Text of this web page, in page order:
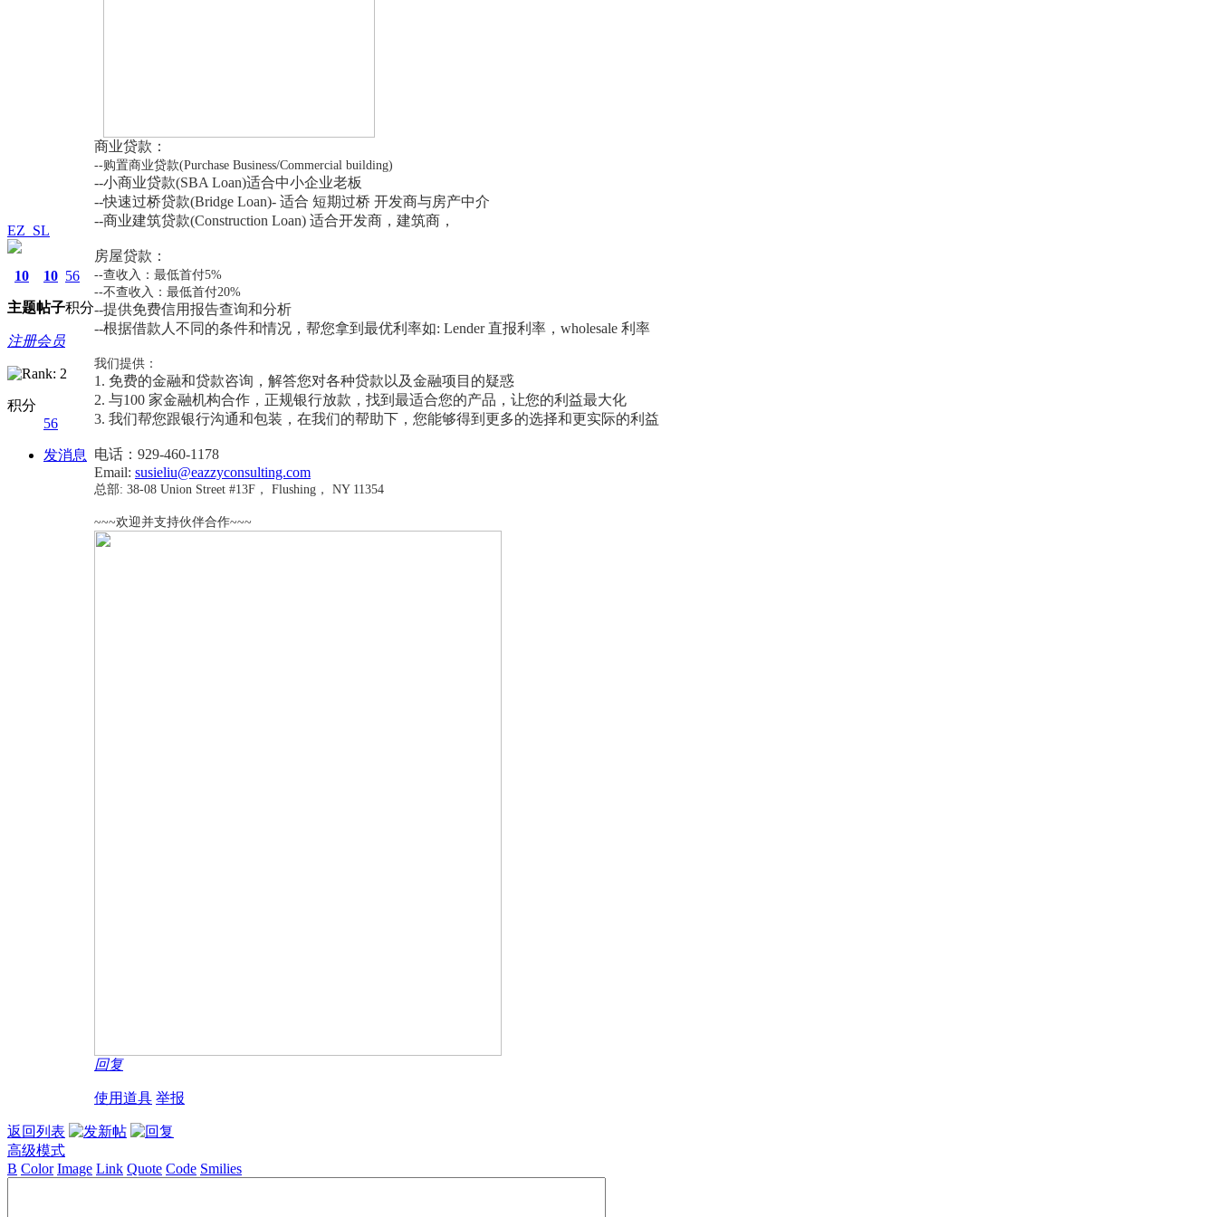
EZ_SL
10
主题
10
帖子
56
积分
注册会员
积分
56
发消息
商业贷款：
--购置商业贷款(Purchase Business/Commercial building)
--小商业贷款(SBA Loan)适合中小企业老板
--快速过桥贷款(Bridge Loan)- 适合 短期过桥 开发商与房产中介
--商业建筑贷款(Construction Loan) 适合开发商，建筑商，
房屋贷款：
--查收入：最低首付5%
--不查收入：最低首付20%
--提供免费信用报告查询和分析
--根据借款人不同的条件和情况，帮您拿到最优利率如: Lender直报利率， wholesale 利率
我们提供：
1. 免费的金融和贷款咨询，解答您对各种贷款以及金融项目的疑惑
2. 与100 家金融机构合作，正规银行放款，找到最适合您的产品，让您的利益最大化
3. 我们帮您跟银行沟通和包装，在我们的帮助下，您能够得到更多的选择和更实际的利益
电话： 929-460-1178
Email: susieliu@eazzyconsulting.com
总部: 38-08 Union Street #13F ， Flushing ， NY 11354
~~~欢迎并支持伙伴合作~~~
回复
使用道具 举报
返回列表
高级模式
B Color Image Link Quote Code Smilies